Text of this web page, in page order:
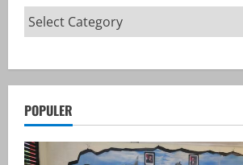
POPULER